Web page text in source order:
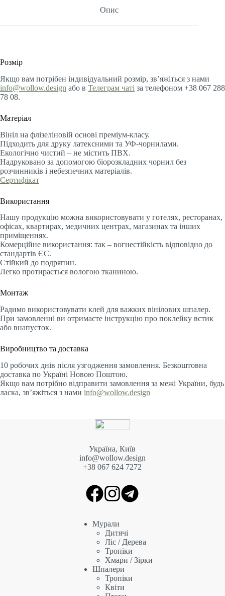
Опис
Розмір
Якщо вам потрібен індивідуальний розмір, зв’яжіться з нами
info@wollow.design або в Телеграм чаті за телефоном +38 067 288
78 08.
Матеріал
Вініл на флізеліновій основі преміум-класу.
Підходить для друку латексними та УФ-чорнилами.
Екологічно чистий – не містить ПВХ.
Надруковано за допомогою біорозкладних чорнил без
розчинників і небезпечних матеріалів.
Сертифікат
Використання
Нашу продукцію можна використовувати у готелях, ресторанах,
офісах, квартирах, медичних центрах, магазинах та інших
приміщеннях.
Комерційне використання: так – вогнестійкість відповідно до
стандартів ЄС.
Стійкий до подряпин.
Легко протирається вологою тканиною.
Монтаж
Радимо використовувати клей для важких вінілових шпалер.
При замовленні ви отримаєте інструкцію про поклейку встик
або внапусток.
Виробництво та доставка
10 робочих днів після узгодження замовлення. Безкоштовна
доставка по Україні Новою Поштою.
Якщо вам потрібно відправити замовлення за межі України, будь
ласка, зв’яжіться з нами info@wollow.design
Україна, Київ
info@wollow.design
+38 067 624 7272
Мурали
Дитячі
Ліс / Дерева
Тропіки
Хмари / Зірки
Шпалери
Тропіки
Квіти